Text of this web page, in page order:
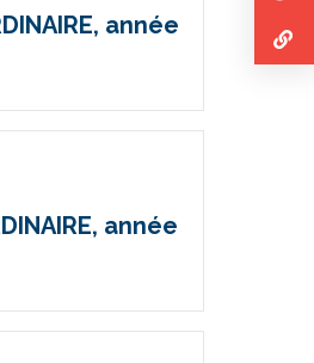
année
année